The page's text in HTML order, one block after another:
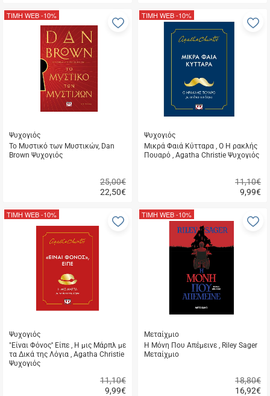
αγορά
αγορά
Ψυχογιός
Το Μυστικό των Μυστικών, Dan
Brown Ψυχογιός
22,50€
25,00€
ΤΙΜΗ WEB-10%
Προσθήκη
αγαπημένα
αγορά
Ψυχογιός
Μικρά Φαιά Κύτταρα , Ο Η ρακλής
Πουαρό , Agatha Christie Ψυχογιός
9,99€
11,10€
ΤΙΜΗ WEB-10%
αγορά
Ψυχογιός
"Είναι Φόνος'' Είπε , Η μις Μάρπλ με
τα Δικά της Λόγια , Agatha Christie
Ψυχογιός
9,99€
11,10€
ΤΙΜΗ WEB-10%
Προσθήκη
αγαπημένα
Μεταίχμιο
Η Μόνη Που Απέμεινε , Riley Sager
Μεταίχμιο
16,92€
18,80€
ΤΙΜΗ WEB-10%